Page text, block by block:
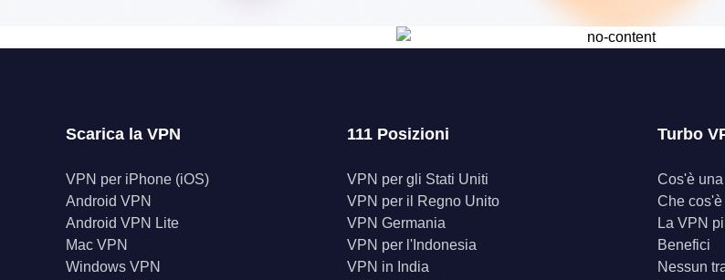
Scarica la VPN
VPN per iPhone (iOS)
Android VPN
Android VPN Lite
Mac VPN
Windows VPN
111 Posizioni
VPN per gli Stati Uniti
VPN per il Regno Unito
VPN Germania
VPN per l'Indonesia
VPN in India
Turbo
Cos'è una
Che
La VPN
Benefici
Nessun